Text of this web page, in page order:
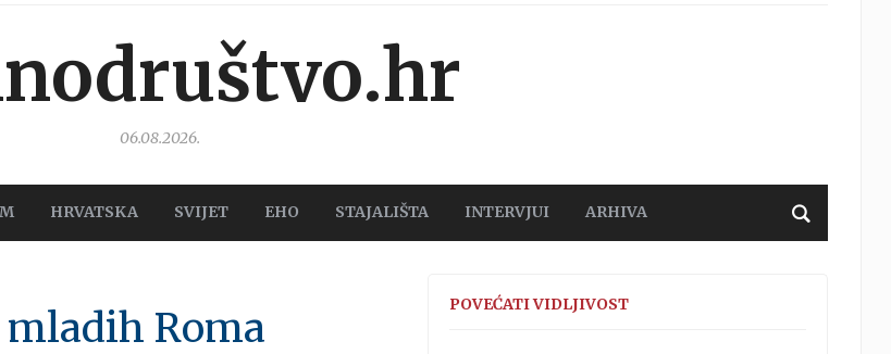
06.08.2026.
HRVATSKA SVIJET EHO STAJALIŠTA INTERVJUI ARHIVA
Roma POVEĆATI VIDLJIVOST